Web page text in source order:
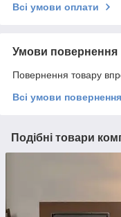
Всі умови оплати
Умови повернення
Повернення товару
Всі умови повернення
Подібні товари